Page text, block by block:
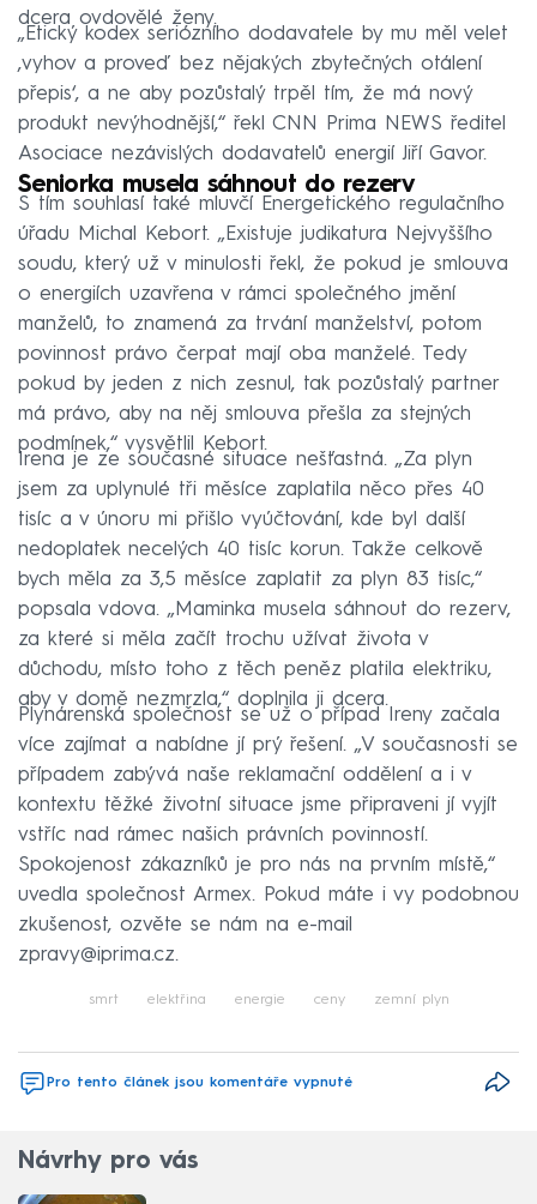
dcera ovdovělé ženy.
„Etický kodex seriózního dodavatele by mu měl velet
‚vyhov a proveď bez nějakých zbytečných otálení
přepis‘, a ne aby pozůstalý trpěl tím, že má nový
produkt nevýhodnější,“ řekl CNN Prima NEWS ředitel
Asociace nezávislých dodavatelů energií Jiří Gavor.
Seniorka musela sáhnout do rezerv
S tím souhlasí také mluvčí Energetického regulačního
úřadu Michal Kebort. „Existuje judikatura Nejvyššího
soudu, který už v minulosti řekl, že pokud je smlouva
o energiích uzavřena v rámci společného jmění
manželů, to znamená za trvání manželství, potom
povinnost právo čerpat mají oba manželé. Tedy
pokud by jeden z nich zesnul, tak pozůstalý partner
má právo, aby na něj smlouva přešla za stejných
podmínek,“ vysvětlil Kebort.
Irena je ze současné situace nešťastná. „Za plyn
jsem za uplynulé tři měsíce zaplatila něco přes 40
tisíc a v únoru mi přišlo vyúčtování, kde byl další
nedoplatek necelých 40 tisíc korun. Takže celkově
bych měla za 3,5 měsíce zaplatit za plyn 83 tisíc,“
popsala vdova. „Maminka musela sáhnout do rezerv,
za které si měla začít trochu užívat života v
důchodu, místo toho z těch peněz platila elektriku,
aby v domě nezmrzla,“ doplnila ji dcera.
Plynárenská společnost se už o případ Ireny začala
více zajímat a nabídne jí prý řešení. „V současnosti se
případem zabývá naše reklamační oddělení a i v
kontextu těžké životní situace jsme připraveni jí vyjít
vstříc nad rámec našich právních povinností.
Spokojenost zákazníků je pro nás na prvním místě,“
uvedla společnost Armex. Pokud máte i vy podobnou
zkušenost, ozvěte se nám na e-mail
zpravy@iprima.cz.
smrt elektřina energie ceny zemní plyn
Pro tento článek jsou komentáře vypnuté
Návrhy pro vás